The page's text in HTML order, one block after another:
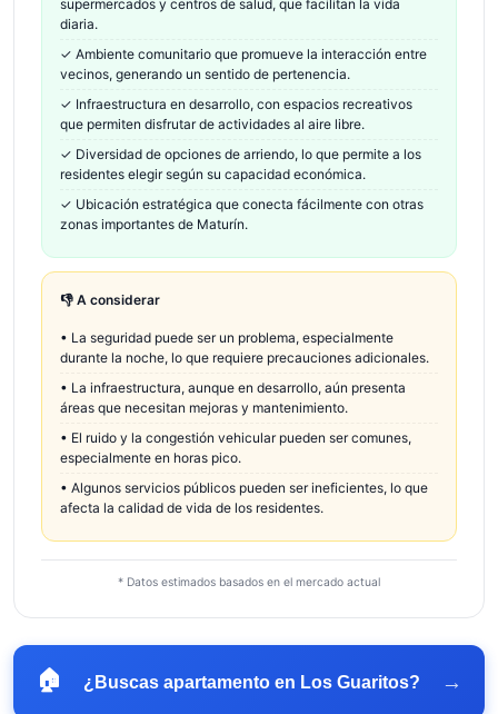
supermercados y centros de salud, que facilitan la vida
diaria.
✓ Ambiente comunitario que promueve la interacción entre
vecinos, generando un sentido de pertenencia.
✓ Infraestructura en desarrollo, con espacios recreativos
que permiten disfrutar de actividades al aire libre.
✓ Diversidad de opciones de arriendo, lo que permite a los
residentes elegir según su capacidad económica.
✓ Ubicación estratégica que conecta fácilmente con otras
zonas importantes de Maturín.
👎 A considerar
• La seguridad puede ser un problema, especialmente
durante la noche, lo que requiere precauciones adicionales.
• La infraestructura, aunque en desarrollo, aún presenta
áreas que necesitan mejoras y mantenimiento.
• El ruido y la congestión vehicular pueden ser comunes,
especialmente en horas pico.
• Algunos servicios públicos pueden ser ineficientes, lo que
afecta la calidad de vida de los residentes.
* Datos estimados basados en el mercado actual
🏠 ¿Buscas apartamento en Los Guaritos? →